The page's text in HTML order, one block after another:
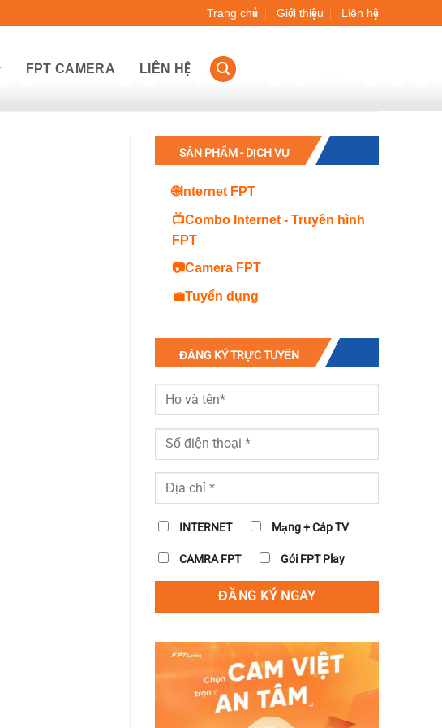
Trang chủ Giới thiệu Liên hệ
FPT CAMERA LIÊN HỆ
SẢN PHẨM - DỊCH VỤ
🌐Internet FPT
📺Combo Internet - Truyền hình
FPT
📷Camera FPT
💼Tuyển dụng
ĐĂNG KÝ TRỰC TUYẾN
INTERNET Mạng + Cáp TV
CAMRA FPT Gói FPT Play